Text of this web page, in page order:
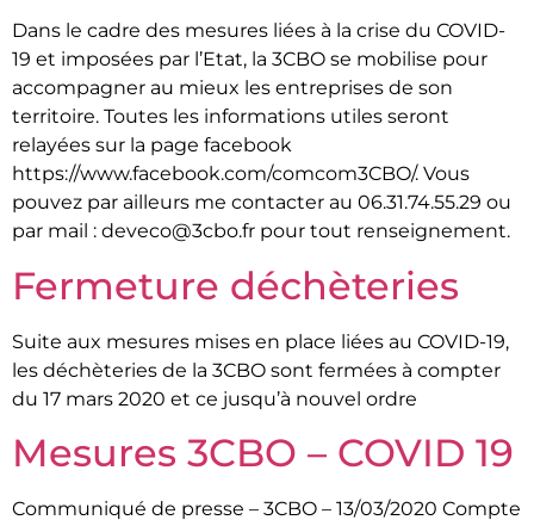
Dans le cadre des mesures liées à la crise du COVID-
19 et imposées par l’Etat, la 3CBO se mobilise pour
accompagner au mieux les entreprises de son
territoire. Toutes les informations utiles seront
relayées sur la page facebook
https://www.facebook.com/comcom3CBO/. Vous
pouvez par ailleurs me contacter au 06.31.74.55.29 ou
par mail : deveco@3cbo.fr pour tout renseignement.
Fermeture déchèteries
Suite aux mesures mises en place liées au COVID-19,
les déchèteries de la 3CBO sont fermées à compter
du 17 mars 2020 et ce jusqu’à nouvel ordre
Mesures 3CBO – COVID 19
Communiqué de presse – 3CBO – 13/03/2020 Compte